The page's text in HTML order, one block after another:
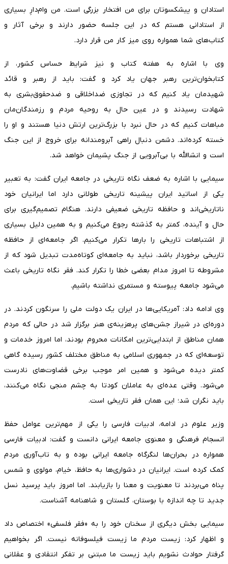
استادان و پیشکسوتان برای من افتخار بزرگی است. من وام‌دارِ بسیاری
از استادانی هستم که در این جلسه حضور دارند و برخی آثار و
کتاب‌های شما همواره روی میز کار من قرار دارد.
وی با اشاره به هفته کتاب و نیز شرایط حساس کشور، از
کتابخوان‌ترین رهبر جهان یاد کرد و گفت: باید از رهبر و قائد
شهیدمان یاد کنیم که در تجاوزی ضداخلاقی و ضدحقوق‌بشری به
شهادت رسیدند و در عین حال به روحیه مردم و رزمندگان‌مان
مباهات کنیم که در حال نبرد با بزرگ‌ترین ارتش دنیا هستند و او را
خسته کرده‌اند. دشمن دنبال راهی آبرومندانه برای خروج از این جنگ
است و انشاالله با بی‌آبرویی از جنگ پشیمان خواهد شد.
سیمایی با اشاره به ضعف نگاه تاریخی در جامعه ایران گفت: به تعبیر
یکی از اساتید ایران پیشینه تاریخی طولانی دارد اما ایرانیان خود
ناتاریخی‌اند و حافظه تاریخی ضعیفی دارند. هنگام تصمیم‌گیری برای
حال و آینده، کمتر به گذشته رجوع می‌کنیم و به همین دلیل بسیاری
از اشتباهات تاریخی را بارها تکرار می‌کنیم. اگر جامعه‌ای از حافظه
تاریخی برخوردار باشد، نباید به جامعه‌ای کوتاه‌مدت تبدیل شود که از
مشروطه تا امروز مدام بعضی خطا را تکرار کند. فقر نگاه تاریخی باعث
می‌شود جامعه پیوسته و مستمری نداشته باشیم.
وی ادامه داد: آمریکایی‌ها در ایران یک دولت ملی را سرنگون کردند. در
دوره‌ای در شیراز جشن‌های پرهزینه‌ی هنر برگزار شد در حالی که مردم
همان مناطق از ابتدایی‌ترین امکانات محروم بودند، اما امروز خدمات و
توسعه‌ای که در جمهوری اسلامی به مناطق مختلف کشور رسیده گاهی
کمتر دیده می‌شود و همین امر موجب برخی قضاوت‌های نادرست
می‌شود. وقتی عده‌ای به عاملان کودتا به چشم منجی نگاه می‌کنند،
باید نگران شد؛ این همان فقر تاریخی است.
وزیر علوم در ادامه، ادبیات فارسی را یکی از مهم‌ترین عوامل حفظ
انسجام فرهنگی و معنوی جامعه ایرانی دانست و گفت: ادبیات فارسی
همواره در بحران‌ها لنگرگاه جامعه ایرانی بوده و به تاب‌آوری مردم
کمک کرده است. ایرانیان در دشواری‌ها به حافظ، خیام، مولوی و شمس
پناه می‌بردند تا معنویت و معنا را بازیابند. اما امروز باید پرسید نسل
جدید تا چه اندازه با بوستان، گلستان و شاهنامه آشناست.
سیمایی بخش دیگری از سخنان خود را به «فقر فلسفی» اختصاص داد
و اظهار کرد: زیست مردم ما زیست فیلسوفانه نیست. اگر بخواهیم
گرفتار حوادث نشویم باید زیست ما مبتنی بر تفکر انتقادی و عقلانی